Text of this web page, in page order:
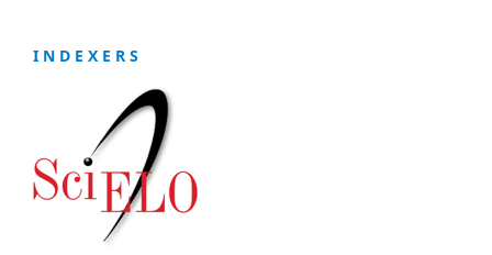
I N D E X E R S